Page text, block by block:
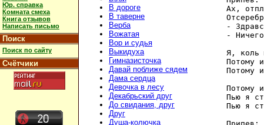
Юр. справка
Комната смеха
Книга отзывов
Написать письмо
Поиск
Поиск по сайту
Счётчики
В дороге
В таверне
Верба
Вожатая
Вор и судья
Выкидуха
Гимназисточка
Давай поближе сядем
Дама сердца
Девочка в лесу
Декабрьский друг
До свидания, друг
Друг
Душа-колючка
Ах,
-
-
Я, коль
Потому
Потому
Потому
Пью я
Пью я